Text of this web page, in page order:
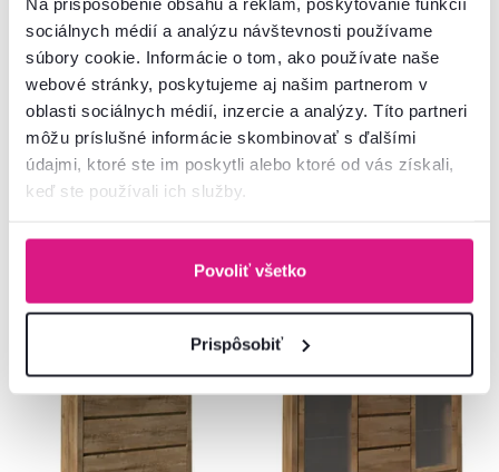
sociálnych médií a analýzu návštevnosti používame
súbory cookie. Informácie o tom, ako používate naše
webové stránky, poskytujeme aj našim partnerom v
oblasti sociálnych médií, inzercie a analýzy. Títo partneri
môžu príslušné informácie skombinovať s ďalšími
údajmi, ktoré ste im poskytli alebo ktoré od vás získali,
keď ste používali ich služby.
Povoliť všetko
Prispôsobiť
4,7 8
Komoda, dub lefkas tmavý,
MONTANA K4D
199 €
1 Farba - detailná
5,0 1
Skriňa dvojdverová, dub lefkas
tmavý, MONTANA S2D
349 €
Zadarmo Zadarmo